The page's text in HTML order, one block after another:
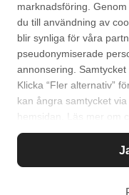
Mejla via vårt
Ring på 010-741 98 00
Vi har öppet vardagar
marknadsföring.
du till användning av
blir synliga för våra
pseudonymiserade
annonsering.
Klicka “Fler alternativ”
kan ångra samtycket
hemsidan. Läs mer om